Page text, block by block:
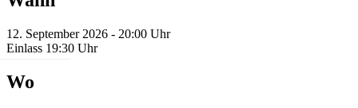
12. September 2026 - 20:00 Uhr
Einlass 19:30 Uhr
Wo